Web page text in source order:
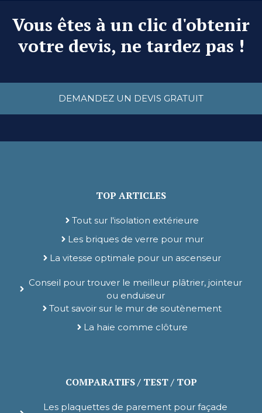
Vous êtes à un clic d'obtenir
votre devis, ne tardez pas !
DEMANDEZ UN DEVIS GRATUIT
TOP ARTICLES
Tout sur l'isolation extérieure
Les briques de verre pour mur
La vitesse optimale pour un ascenseur
Conseil pour trouver le meilleur plâtrier, jointeur
ou enduiseur
Tout savoir sur le mur de soutènement
La haie comme clôture
COMPARATIFS / TEST / TOP
Les plaquettes de parement pour façade